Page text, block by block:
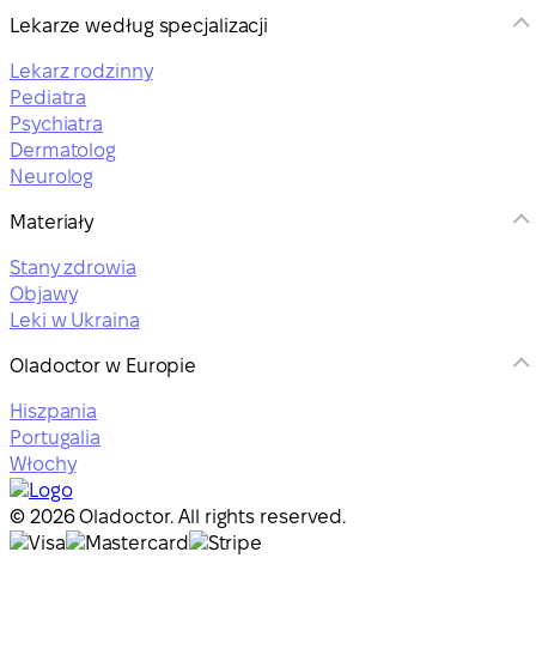
Lekarze według specjalizacji
Lekarz rodzinny
Pediatra
Psychiatra
Dermatolog
Neurolog
Materiały
Stany zdrowia
Objawy
Leki w Ukraina
Oladoctor w Europie
Hiszpania
Portugalia
Włochy
© 2026 Oladoctor. All rights reserved.